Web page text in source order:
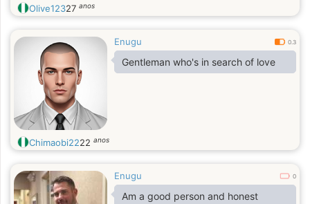
Olive12327 anos
Enugu 0.3
Gentleman who's in search of love
Chimaobi2222 anos
Enugu 0
Am a good person and honest